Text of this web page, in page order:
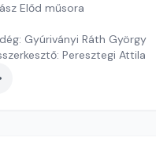
Előd műsora
Gyúriványi Ráth György
Peresztegi Attila